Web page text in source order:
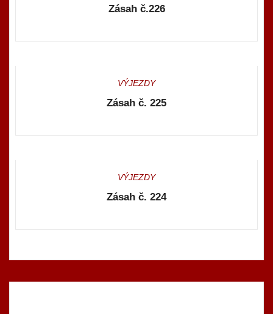
Zásah č.226
VÝJEZDY
Zásah č. 225
VÝJEZDY
Zásah č. 224